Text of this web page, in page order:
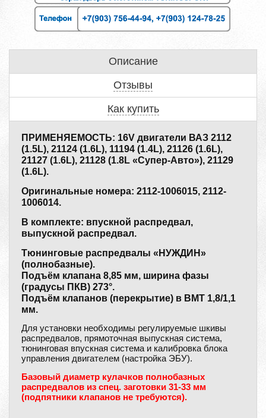
Описание
Отзывы
Как купить
ПРИМЕНЯЕМОСТЬ: 16V двигатели ВАЗ 2112
(1.5L), 21124 (1.6L), 11194 (1.4L), 21126 (1.6L),
21127 (1.6L), 21128 (1.8L «Супер-Авто»), 21129
(1.6L).
Оригинальные номера: 2112-1006015, 2112-
1006014.
В комплекте: впускной распредвал,
выпускной распредвал.
Тюнинговые распредвалы «НУЖДИН»
(полнобазные).
Подъём клапана 8,85 мм, ширина фазы
(градусы ПКВ) 273°.
Подъём клапанов (перекрытие) в ВМТ 1,8/1,1
мм.
Для установки необходимы регулируемые шкивы
распредвалов, прямоточная выпускная система,
тюнинговая впускная система и калибровка блока
управления двигателем (настройка ЭБУ).
Базовый диаметр кулачков полнобазных
распредвалов из спец. заготовки 31-33 мм
(подпятники клапанов не требуются).